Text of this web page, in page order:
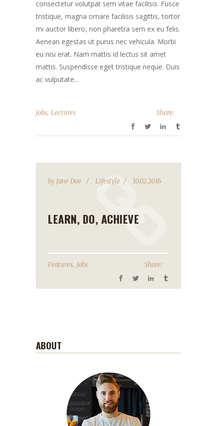
consectetur volutpat sem vitae facilisis. Fusce
tristique, magna ornare facilisis sagittis, tortor
mi auctor libero, non pharetra sem ex eu felis.
Aenean egestas ut purus nec vehicula. Morbi
eu nisi erat. Nam mattis id lectus sit amet
mattis. Suspendisse eget tristique neque. Duis
ac vulputate...
Jobs, Lectures Share:
by Jane Doe Lifestyle 10.02.2016
LEARN, DO, ACHIEVE
Features, Jobs Share:
ABOUT